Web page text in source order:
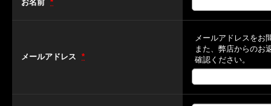
お名前 *
メールアドレス *
メールアドレスをお
また、弊店からのお
確認ください。